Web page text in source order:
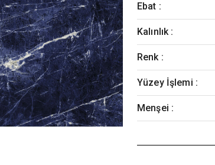
Ebat :
Kalınlık:
Renk:
Yüzey İşlemi :
Menşei :